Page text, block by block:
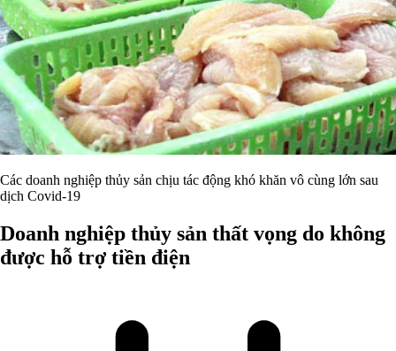
Các doanh nghiệp thủy sản chịu tác động khó khăn vô cùng lớn sau
dịch Covid-19
Doanh nghiệp thủy sản thất vọng do không
được hỗ trợ tiền điện